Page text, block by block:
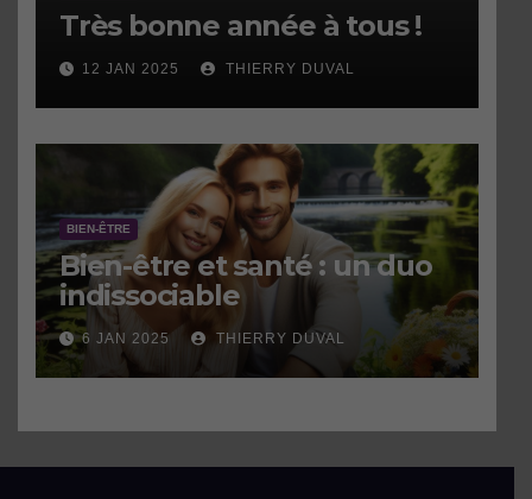
Très bonne année à tous !
12 JAN 2025 THIERRY DUVAL
BIEN-ÊTRE
Bien-être et santé : un duo
indissociable
6 JAN 2025 THIERRY DUVAL